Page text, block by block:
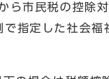
市民税の控除
指定した社会